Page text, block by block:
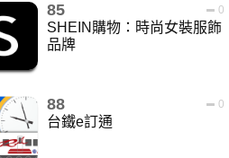
85 0
SHEIN購物：時尚女裝服飾
品牌
88 0
台鐵e訂通